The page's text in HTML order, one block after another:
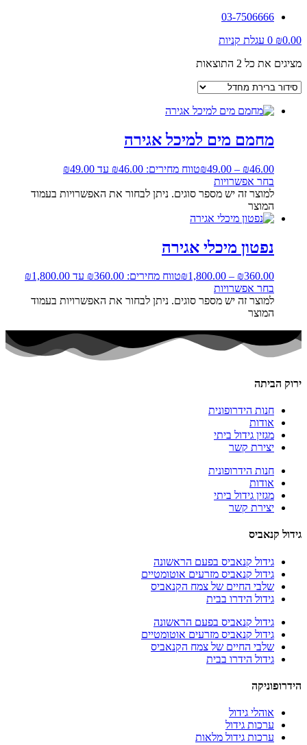
03-7506666
₪0.00
0 עגלת קניות
מציגים את כל ⁦2⁩ התוצאות
מחמם מים למיכל אגירה
₪46.00
–
₪49.00
טווח מחירים: ⁦₪46.00⁩ עד ⁦₪49.00⁩
בחר אפשרויות
למוצר זה יש מספר סוגים. ניתן לבחור את האפשרויות בעמוד
המוצר
נפטון מיכלי אגירה
₪360.00
–
₪1,800.00
טווח מחירים: ⁦₪360.00⁩ עד ⁦₪1,800.00⁩
בחר אפשרויות
למוצר זה יש מספר סוגים. ניתן לבחור את האפשרויות בעמוד
המוצר
ירוק הביתה
חנות הידרופונית
אודות
מגזין גידול ביתי
יצירת קשר
חנות הידרופונית
אודות
מגזין גידול ביתי
יצירת קשר
גידול קנאביס
גידול קנאביס בפעם הראשונה
גידול קנאביס מזרעים אוטומטיים
שלבי החיים של צמח הקנאביס
גידול הידרו בבית
גידול קנאביס בפעם הראשונה
גידול קנאביס מזרעים אוטומטיים
שלבי החיים של צמח הקנאביס
גידול הידרו בבית
הידרופוניקה
אוהלי גידול
ערכות גידול
ערכות גידול מלאות